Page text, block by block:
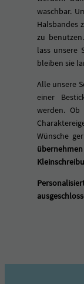
waschbar.
Halsbandes
zu
lass unsere
bleiben sie
Alle unsere
einer
werden.
Wünsche